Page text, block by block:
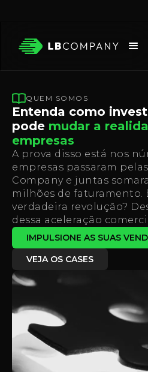
QUEM SOMOS
Entenda como
pode mudar a
empresas
A prova disso está nos
empresas passaram
Company e juntas
milhões de faturamento.
verdadeira revolução?
dessa aceleração
IMPULSIONE AS SUAS
VEJA OS CASES